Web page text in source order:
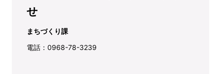
せ
まちづくり課
電話：0968-78-3239